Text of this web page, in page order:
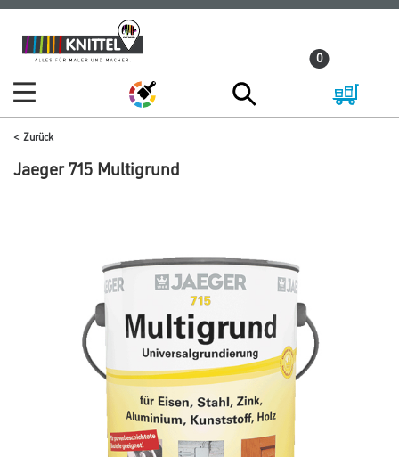
Zum
Inhalt
Zum
Navigationsmenü
0
Zurück
Jaeger 715 Multigrund